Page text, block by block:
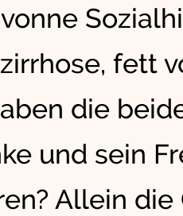
fett
die
und sein
Allein